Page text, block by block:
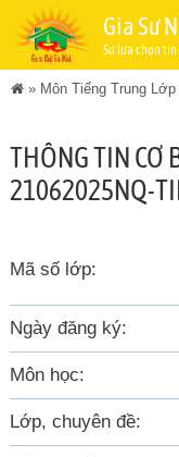
Gia Sư
Sự lựa chọn
» Môn Tiếng Trung Lớp
THÔNG TIN CƠ
21062025NQ-
Mã số lớp:
Ngày đăng ký:
Môn học:
Lớp, chuyên đề: